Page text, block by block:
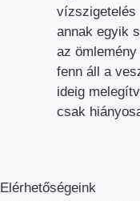
vízszigetelés
annak egyik
az
fenn áll a
ideig
csak
Elérhetőségeink